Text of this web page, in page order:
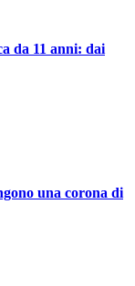
da 11 anni: dai
una corona di